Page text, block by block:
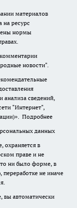
материалов
на ресурс
нормы
комментарии
новости".
анализа сведений,
"Интернет",
Подробнее
данных
охраняется в
праве и не
ни было форме, в
не иначе
вы автоматически